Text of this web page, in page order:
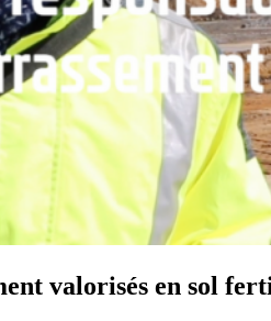
valorisés en sol